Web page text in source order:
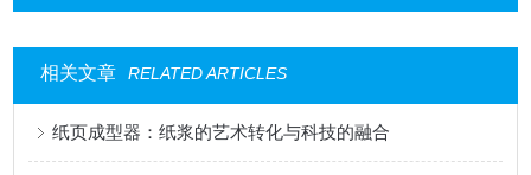
相关文章 RELATED ARTICLES
纸页成型器：纸浆的艺术转化与科技的融合